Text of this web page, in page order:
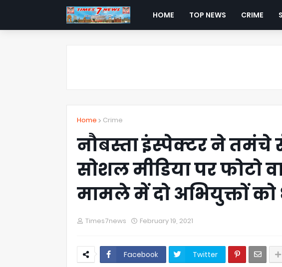
HOME TOP NEWS CRIME
Home Crime
नौबस्ता इंस्पेक्टर ने
सोशल मीडिया पर फोटो
मामले में दो अभियुक्तों को
Times7news February 19, 2021
Facebook Twitter